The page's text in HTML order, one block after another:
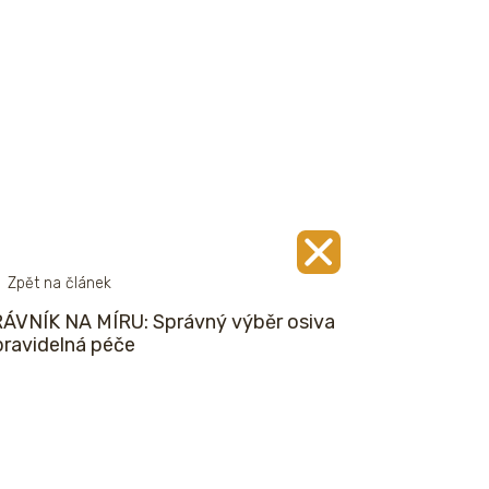
Zpět na článek
NA MÍRU: Správný výběr osiva
péče